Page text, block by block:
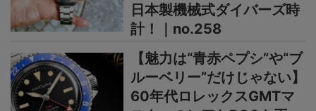
日本製機械式ダイバーズ時
計！｜no.258
【魅力は“青赤ペプシ”や“ブ
ルーベリー”だけじゃない】
60年代ロレックスGMTマ